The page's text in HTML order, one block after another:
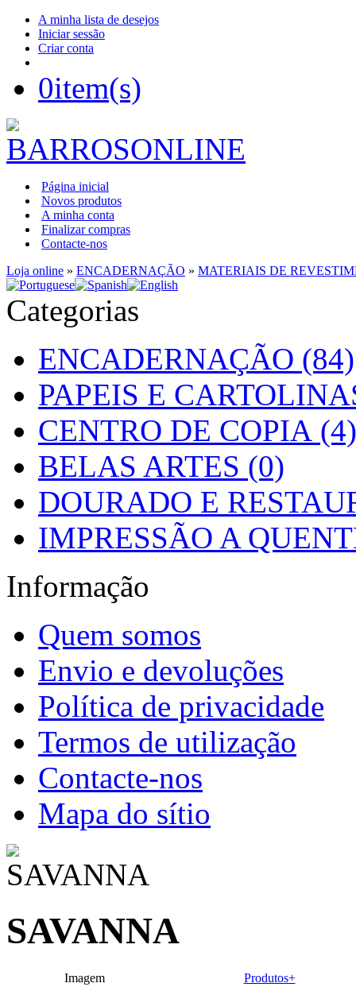
A minha lista de desejos
Iniciar sessão
Criar conta
0item(s)
Página inicial
Novos produtos
A minha conta
Finalizar compras
Contacte-nos
Loja online » ENCADERNAÇÃO » MATERIAIS DE
Categorias
ENCADERNAÇÃO (84)
PAPEIS E
CENTRO DE COPIA (4)
BELAS ARTES (0)
DOURADO E
IMPRESSÃO A
Informação
Quem somos
Envio e devoluções
Política de privacidade
Termos de utilização
Contacte-nos
Mapa do sítio
SAVANNA
Imagem
Produtos+